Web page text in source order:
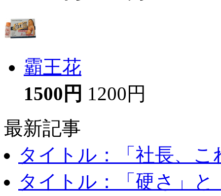
霸王花
1500円 1200円
最新記事
タイトル：「社長、こ
タイトル：「硬さ」と